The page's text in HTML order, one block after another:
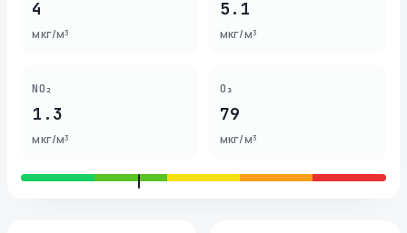
4
мкг/м³
5.1
мкг/м³
NO₂
1.3
мкг/м³
O₃
79
мкг/м³